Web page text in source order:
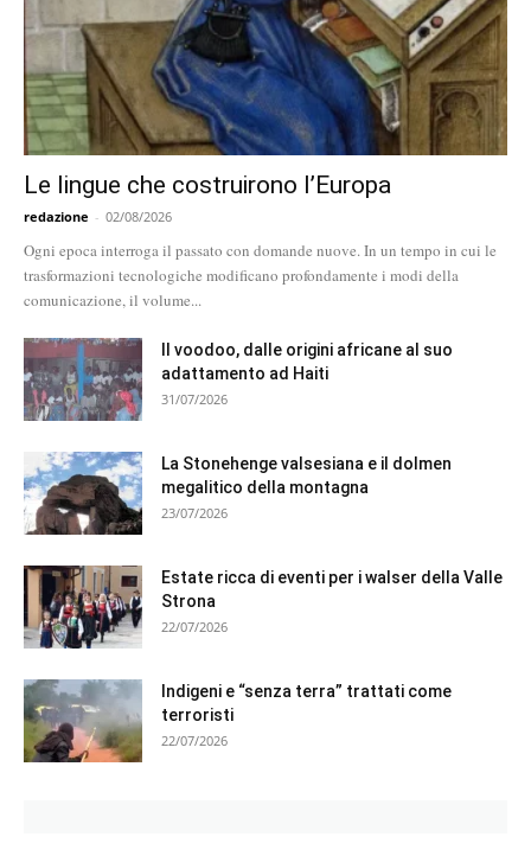
Le lingue che costruirono l’Europa
redazione - 02/08/2026
Ogni epoca interroga il passato con domande nuove. In un tempo in cui le
trasformazioni tecnologiche modificano profondamente i modi della
comunicazione, il volume...
Il voodoo, dalle origini africane al suo
adattamento ad Haiti
31/07/2026
La Stonehenge valsesiana e il dolmen
megalitico della montagna
23/07/2026
Estate ricca di eventi per i walser della Valle
Strona
22/07/2026
Indigeni e “senza terra” trattati come
terroristi
22/07/2026